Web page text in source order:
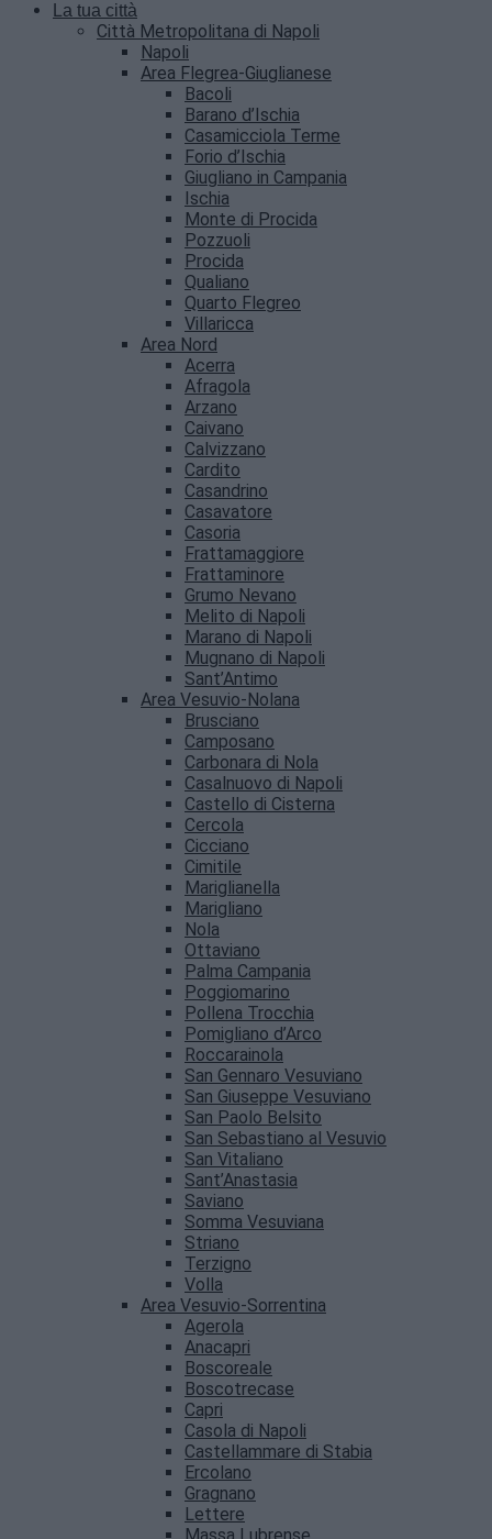
La tua città
Città Metropolitana di Napoli
Napoli
Area Flegrea-Giuglianese
Bacoli
Barano d’Ischia
Casamicciola Terme
Forio d’Ischia
Giugliano in Campania
Ischia
Monte di Procida
Pozzuoli
Procida
Qualiano
Quarto Flegreo
Villaricca
Area Nord
Acerra
Afragola
Arzano
Caivano
Calvizzano
Cardito
Casandrino
Casavatore
Casoria
Frattamaggiore
Frattaminore
Grumo Nevano
Melito di Napoli
Marano di Napoli
Mugnano di Napoli
Sant’Antimo
Area Vesuvio-Nolana
Brusciano
Camposano
Carbonara di Nola
Casalnuovo di Napoli
Castello di Cisterna
Cercola
Cicciano
Cimitile
Mariglianella
Marigliano
Nola
Ottaviano
Palma Campania
Poggiomarino
Pollena Trocchia
Pomigliano d’Arco
Roccarainola
San Gennaro Vesuviano
San Giuseppe Vesuviano
San Paolo Belsito
San Sebastiano al Vesuvio
San Vitaliano
Sant’Anastasia
Saviano
Somma Vesuviana
Striano
Terzigno
Volla
Area Vesuvio-Sorrentina
Agerola
Anacapri
Boscoreale
Boscotrecase
Capri
Casola di Napoli
Castellammare di Stabia
Ercolano
Gragnano
Lettere